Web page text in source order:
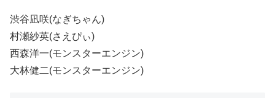
渋谷凪咲(なぎちゃん)
村瀬紗英(さえぴぃ)
西森洋一(モンスターエンジン)
大林健二(モンスターエンジン)